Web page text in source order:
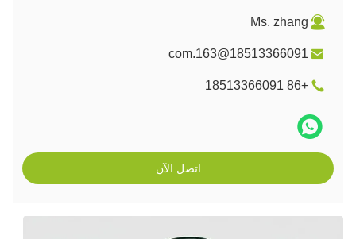
Ms. zhang
18513366091@163.com
+86 18513366091
اتصل الآن